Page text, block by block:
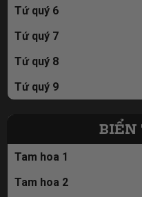
Tứ quý 6
Tứ quý 7
Tứ quý 8
Tứ quý 9
BIỂN
Tam hoa 1
Tam hoa 2